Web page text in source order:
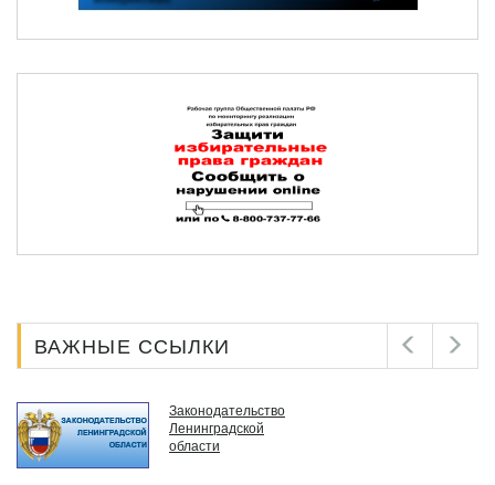
ВАЖНЫЕ ССЫЛКИ
Законодательство
Ленинградской
области